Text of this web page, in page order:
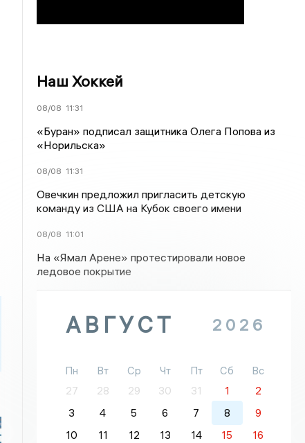
Наш Хоккей
08/08 11:31
«Буран» подписал защитника Олега Попова из
«Норильска»
08/08 11:31
Овечкин предложил пригласить детскую
команду из США на Кубок своего имени
08/08 11:01
На «Ямал Арене» протестировали новое
ледовое покрытие
АВГУСТ 2026
Пн Вт Ср Чт Пт Сб
Вс
27
28 29 30 31 1
2
3
4 5 6 7 8
9
10
11 12 13 14 15
16